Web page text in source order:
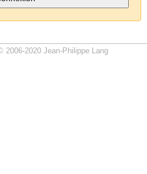
2006-2020 Jean-Philippe Lang